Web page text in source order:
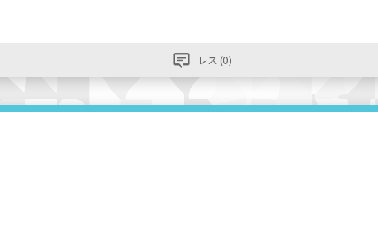
レス (0)